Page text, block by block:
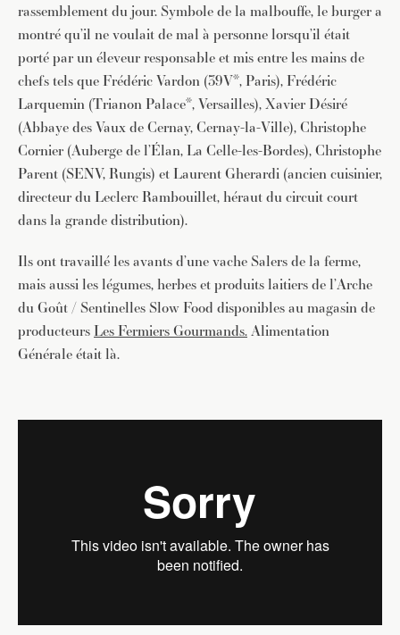
rassemblement du jour. Symbole de la malbouffe, le burger a
montré qu’il ne voulait de mal à personne lorsqu’il était
porté par un éleveur responsable et mis entre les mains de
chefs tels que Frédéric Vardon (39V*, Paris), Frédéric
Larquemin (Trianon Palace*, Versailles), Xavier Désiré
(Abbaye des Vaux de Cernay, Cernay-la-Ville), Christophe
Cornier (Auberge de l’Élan, La Celle-les-Bordes), Christophe
Parent (SENV, Rungis) et Laurent Gherardi (ancien cuisinier,
directeur du Leclerc Rambouillet, héraut du circuit court
dans la grande distribution).
Ils ont travaillé les avants d’une vache Salers de la ferme,
mais aussi les légumes, herbes et produits laitiers de l’Arche
du Goût / Sentinelles Slow Food disponibles au magasin de
producteursLes Fermiers Gourmands.Alimentation
Générale était là.